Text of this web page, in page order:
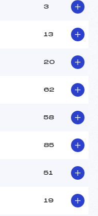
3
13
20
62
58
85
51
19